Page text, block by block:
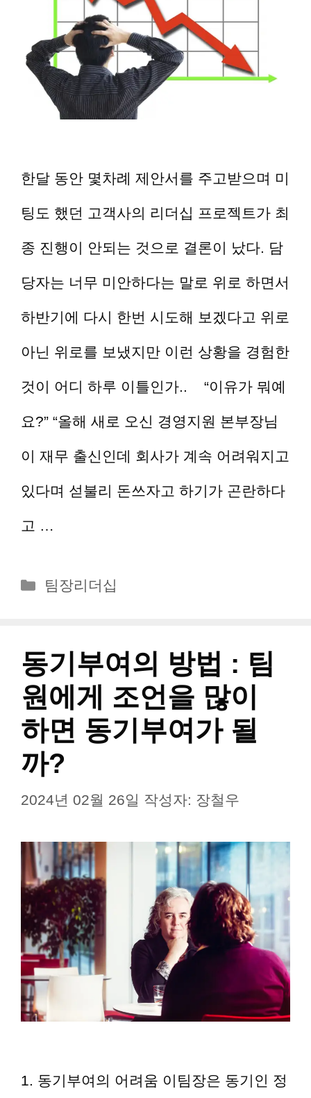
한달 동안 몇차례 제안서를 주고받으며 미
팅도 했던 고객사의 리더십 프로젝트가 최
종 진행이 안되는 것으로 결론이 났다. 담
당자는 너무 미안하다는 말로 위로 하면서
하반기에 다시 한번 시도해 보겠다고 위로
아닌 위로를 보냈지만 이런 상황을 경험한
것이 어디 하루 이틀인가.. “이유가 뭐예
요?” “올해 새로 오신 경영지원 본부장님
이 재무 출신인데 회사가 계속 어려워지고
있다며 섣불리 돈쓰자고 하기가 곤란하다
고 …
카
팀장리더십
동기부여의 방법 : 팀
원에게 조언을 많이
하면 동기부여가 될
까?
2024년 02월 26일 작성자: 장철우
1. 동기부여의 어려움 이팀장은 동기인 정